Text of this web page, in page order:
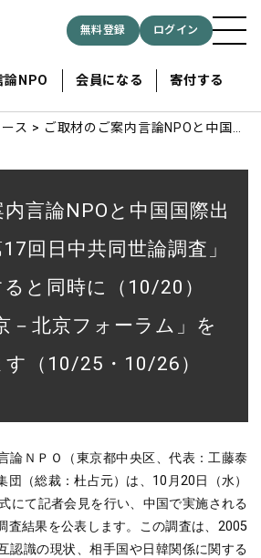
無料登録 ログイン
論NPO 会員になる 寄付する
ス
ご取材のご案内言論NPOと中国国
論調査」結果を公表すると同時に
フォーラム」を開催いたします
（10/25・10/26）
言論NPOと中国国際出
回日中共同世論調査」
と同時に（10/20）
－北京フォーラム」を
（10/25・10/26）
論ＮＰＯ（東京都中央区、代表：工藤泰
団（総裁：杜占元）は、10月20日（水）
にて記者会見を行い、中国で実施される
査結果を公表します。この調査は、2005
認識の現状、相手国や日韓関係に関する